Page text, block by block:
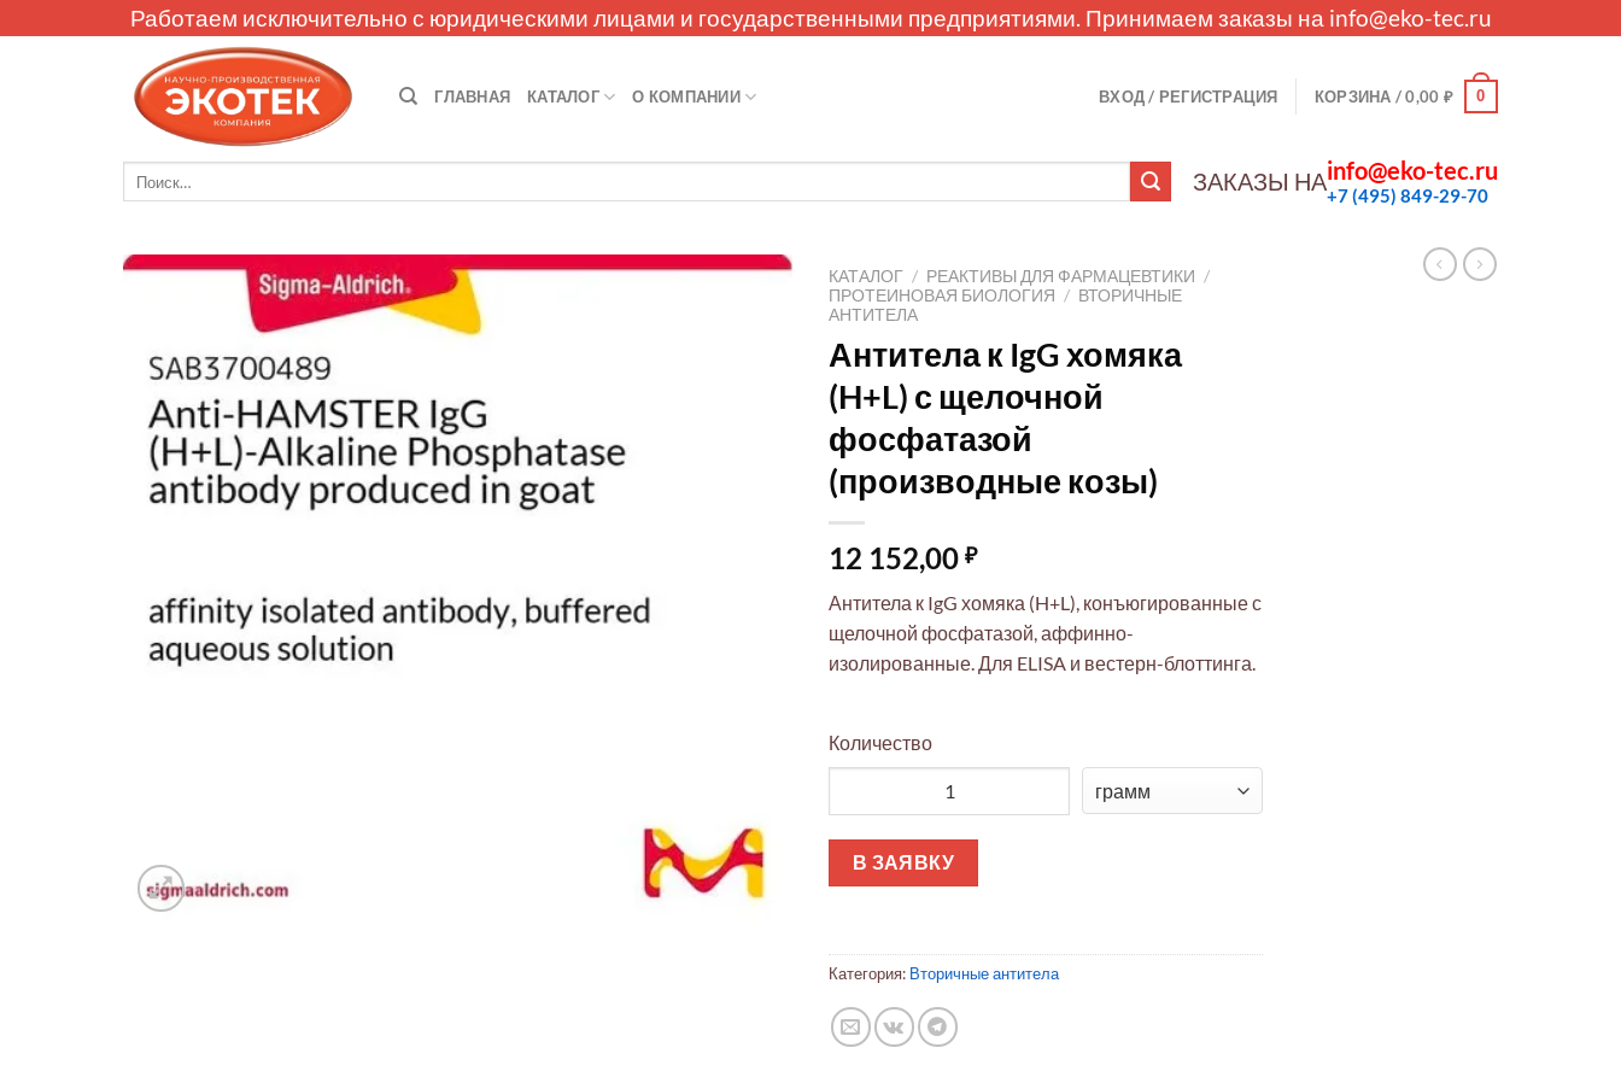
to
Работаем исключительно с юридическими лицами и государственными предприятиями. Принимаем заказы на info@eko-tec.ru
ГЛАВНАЯ КАТАЛОГ О КОМПАНИИ ВХОД / РЕГИСТРАЦИЯ КОРЗИНА /0,00 ₽ 0
ЗАКАЗЫ НАinfo@eko-tec.ru
+7 (495) 849-29-70
КАТАЛОГ / РЕАКТИВЫ ДЛЯ ФАРМАЦЕВТИКИ /
ПРОТЕИНОВАЯ БИОЛОГИЯ / ВТОРИЧНЫЕ
АНТИТЕЛА
Антитела к IgG хомяка
(H+L) с щелочной
фосфатазой
(производные козы)
12 152,00 ₽
Антитела к IgG хомяка (H+L), конъюгированные с
щелочной фосфатазой, аффинно-
изолированные. Для ELISA и вестерн-блоттинга.
Количество
В ЗАЯВКУ
Категория: Вторичные антитела